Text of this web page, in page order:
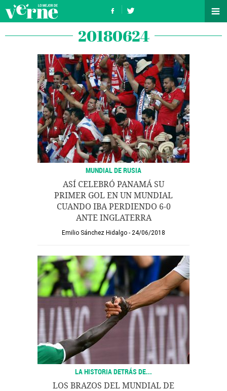
20180624
MUNDIAL DE RUSIA
ASÍ CELEBRÓ PANAMÁ SU
PRIMER GOL EN UN MUNDIAL
CUANDO IBA PERDIENDO 6-0
ANTE INGLATERRA
Emilio Sánchez Hidalgo 24/06/2018
LA HISTORIA DETRÁS DE...
LOS BRAZOS DEL MUNDIAL DE